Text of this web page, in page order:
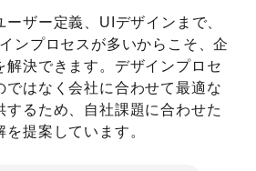
ーザー定義、UIデザインまで、
ンプロセスが多いからこそ、企
解決できます。デザインプロセ
ではなく会社に合わせて最適な
するため、自社課題に合わせた
提案しています。